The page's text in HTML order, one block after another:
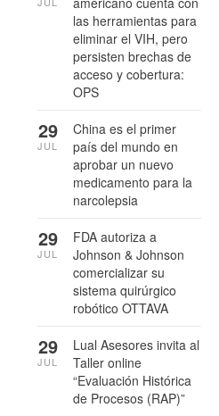
las herramientas para
eliminar el VIH, pero
persisten brechas de
acceso y cobertura:
OPS
China es el primer
país del mundo en
aprobar un nuevo
medicamento para la
narcolepsia
29
JUL
FDA autoriza a
Johnson & Johnson
comercializar su
sistema quirúrgico
robótico OTTAVA
29
JUL
Lual Asesores invita al
Taller online
“Evaluación Histórica
de Procesos (RAP)”
29
JUL